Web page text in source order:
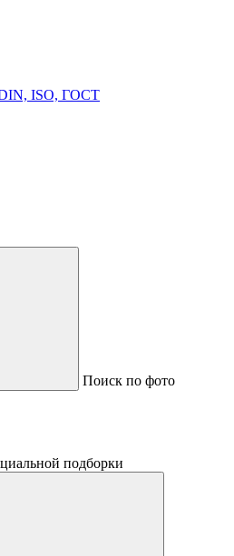
ISO, ГОСТ
Поиск по фото
подборки